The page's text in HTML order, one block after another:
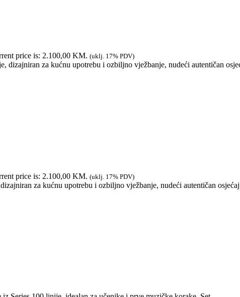
price is: 2.100,00 KM. (uklj. 17% PDV)
za kućnu upotrebu i ozbiljno vježbanje, nudeći autentičan
price is: 2.100,00 KM. (uklj. 17% PDV)
za kućnu upotrebu i ozbiljno vježbanje, nudeći autentičan osjećaj